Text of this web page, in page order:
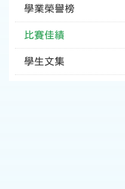
學業榮譽榜
比賽佳績
學生文集